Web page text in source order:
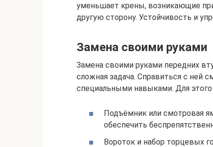
уменьшает крены, возникающие
другую сторону. Устойчивость и
Замена своими руками
Замена своими руками передних
сложная задача. Справиться с ней
специальными навыками. Для
Подъёмник или смотровая
обеспечить
Вороток и набор торцевых